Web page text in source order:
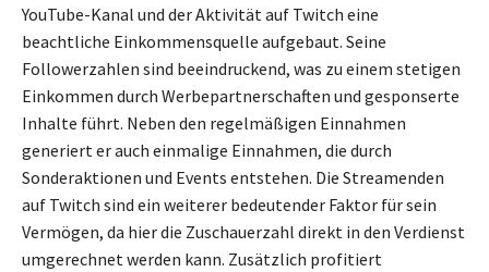
YouTube-Kanal und der Aktivität auf Twitch eine
beachtliche Einkommensquelle aufgebaut. Seine
Followerzahlen sind beeindruckend, was zu einem stetigen
Einkommen durch Werbepartnerschaften und gesponserte
Inhalte führt. Neben den regelmäßigen Einnahmen
generiert er auch einmalige Einnahmen, die durch
Sonderaktionen und Events entstehen. Die Streamenden
auf Twitch sind ein weiterer bedeutender Faktor für sein
Vermögen, da hier die Zuschauerzahl direkt in den Verdienst
umgerechnet werden kann. Zusätzlich profitiert